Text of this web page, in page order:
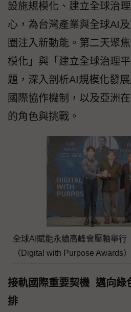
設施規模化、建立全球治
心，為台灣產業與全球AI
圈注入新動能。第二天聚
模化」與「建立全球治理
題，深入剖析AI規模化發
國際協作機制，以及亞洲
的角色與挑戰。
全球AI賦能永續高峰會壓軸舉行
（Digital with Purpose Awards
接軌國際重要契機 邁向綠
排